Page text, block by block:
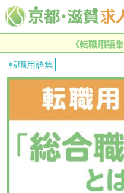
《転職用語
転職用語集